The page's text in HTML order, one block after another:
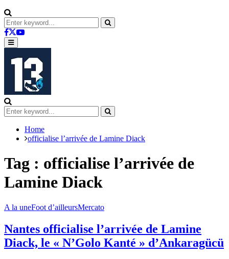
Search
for:
Search
Facebook
Twitter
Youtube
Primary
Menu
Search
for:
Search
Home
officialise l’arrivée de Lamine Diack
Tag : officialise l’arrivée de
Lamine Diack
A la uneFoot d’ailleursMercato
Nantes officialise l’arrivée de Lamine
Diack, le « N’Golo Kanté » d’Ankaragücü